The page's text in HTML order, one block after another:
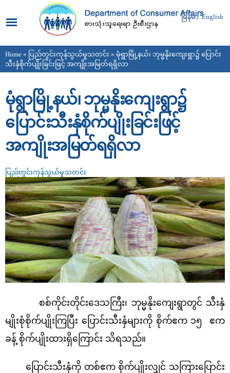
main
content
မြန်မာ English
You are here
Home » ပြည်တွင်းကုန်သွယ်မှုသတင်း » မုံရွာမြို့နယ်၊ ဘုမ္မနိုးကျေးရွာ၌ ပြောင်း
သီးနှံစိုက်ပျိုးခြင်းဖြင့် အကျိုးအမြတ်ရရှိလာ
မုံရွာမြို့နယ်၊ ဘုမ္မနိုးကျေးရွာ၌
ပြောင်းသီးနှံစိုက်ပျိုးခြင်းဖြင့်
အကျိုးအမြတ်ရရှိလာ
ပြည်တွင်းကုန်သွယ်မှုသတင်း
စစ်ကိုင်းတိုင်းဒေသကြီး၊ ဘုမ္မနိုးကျေးရွာတွင် သီးနှံ
မျိုးစုံစိုက်ပျိုးကြပြီး ပြောင်းသီးနှံများကို စိုက်ဧက ၁၅ ဧက
ခန့် စိုက်ပျိုးထားရှိကြောင်း သိရသည်။
ပြောင်းသီးနှံကို တစ်ဧက စိုက်ပျိုးလျှင် သကြားပြောင်း